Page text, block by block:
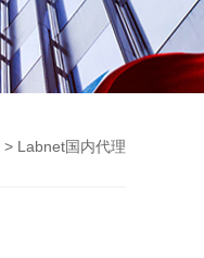
> Labnet国内代理